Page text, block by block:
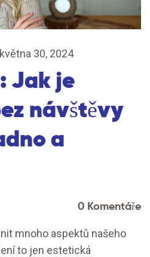
května 30, 2024
Jak je
návštěvy
a
0 Komentáře
mnoho aspektů našeho
to jen estetická